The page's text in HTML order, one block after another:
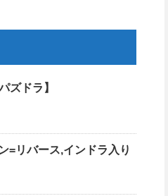
ズドラ】
=リバース,インドラ入り